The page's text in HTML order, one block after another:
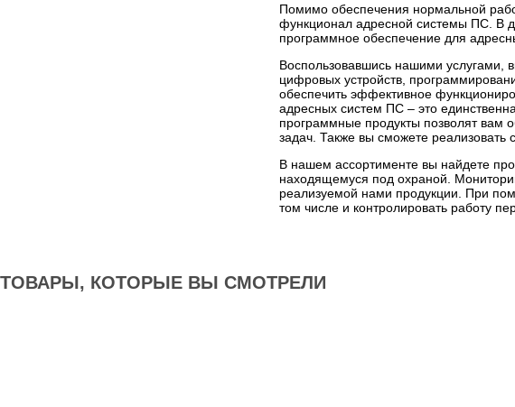
Помимо обеспечения нормальной
функционал адресной системы ПС. В
программное обеспечение для
Воспользовавшись нашими услугами,
цифровых устройств,
обеспечить эффективное
адресных систем ПС – это
программные продукты позволят вам
задач. Также вы сможете реализовать
В нашем ассортименте вы найдете
находящемуся под охраной.
реализуемой нами продукции. При
том числе и контролировать работу
ТОВАРЫ, КОТОРЫЕ ВЫ СМОТРЕЛИ